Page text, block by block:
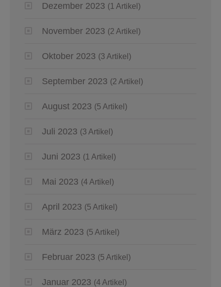
Dezember 2023 (1 Artikel)
November 2023 (2 Artikel)
Oktober 2023 (3 Artikel)
September 2023 (2 Artikel)
August 2023 (5 Artikel)
Juli 2023 (3 Artikel)
Juni 2023 (1 Artikel)
Mai 2023 (4 Artikel)
April 2023 (5 Artikel)
März 2023 (5 Artikel)
Februar 2023 (5 Artikel)
Januar 2023 (4 Artikel)